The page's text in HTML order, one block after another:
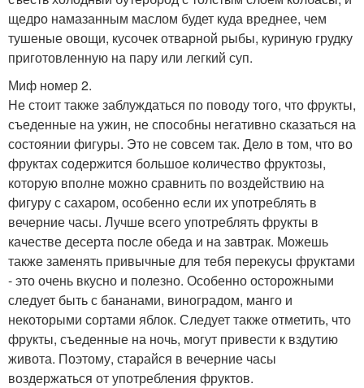
щедро намазанным маслом будет куда вреднее, чем
тушеные овощи, кусочек отварной рыбы, куриную грудку
приготовленную на пару или легкий суп.
Миф номер 2.
Не стоит также заблуждаться по поводу того, что фрукты,
съеденные на ужин, не способны негативно сказаться на
состоянии фигуры. Это не совсем так. Дело в том, что во
фруктах содержится большое количество фруктозы,
которую вполне можно сравнить по воздействию на
фигуру с сахаром, особенно если их употреблять в
вечерние часы. Лучше всего употреблять фрукты в
качестве десерта после обеда и на завтрак. Можешь
также заменять привычные для тебя перекусы фруктами
- это очень вкусно и полезно. Особенно осторожными
следует быть с бананами, виноградом, манго и
некоторыми сортами яблок. Следует также отметить, что
фрукты, съеденные на ночь, могут привести к вздутию
живота. Поэтому, старайся в вечерние часы
воздержаться от употребления фруктов.